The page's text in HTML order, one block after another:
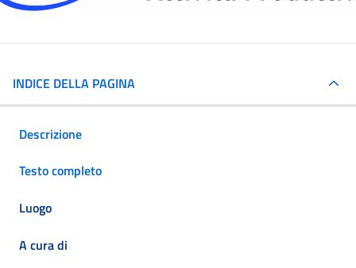
INDICE DELLA PAGINA
Descrizione
Testo completo
Luogo
A cura di